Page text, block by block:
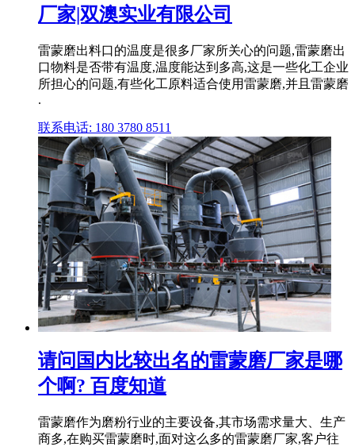
厂家|双澳实业有限公司
雷蒙磨出料口的温度是很多厂家所关心的问题,雷蒙磨出
口物料是否带有温度,温度能达到多高,这是一些化工企业
所担心的问题,有些化工原料适合使用雷蒙磨,并且雷蒙磨
.
联系电话: 180 3780 8511
请问国内比较出名的雷蒙磨厂家是哪
个啊? 百度知道
雷蒙磨作为磨粉行业的主要设备,其市场需求量大、生产
商多,在购买雷蒙磨时,面对这么多的雷蒙磨厂家,客户往